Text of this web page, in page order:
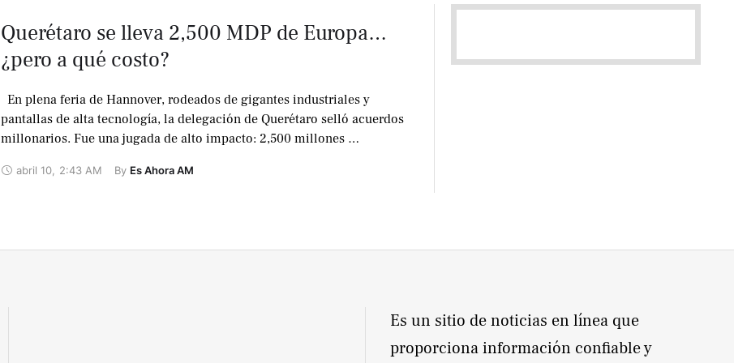
Querétaro se lleva 2,500 MDP de Europa…
¿pero a qué costo?
En plena feria de Hannover, rodeados de gigantes industriales y
pantallas de alta tecnología, la delegación de Querétaro selló acuerdos
millonarios. Fue una jugada de alto impacto: 2,500 millones …
abril 10, 2:43 AM By Es Ahora AM
Es un sitio de noticias en línea que
proporciona información confiable y